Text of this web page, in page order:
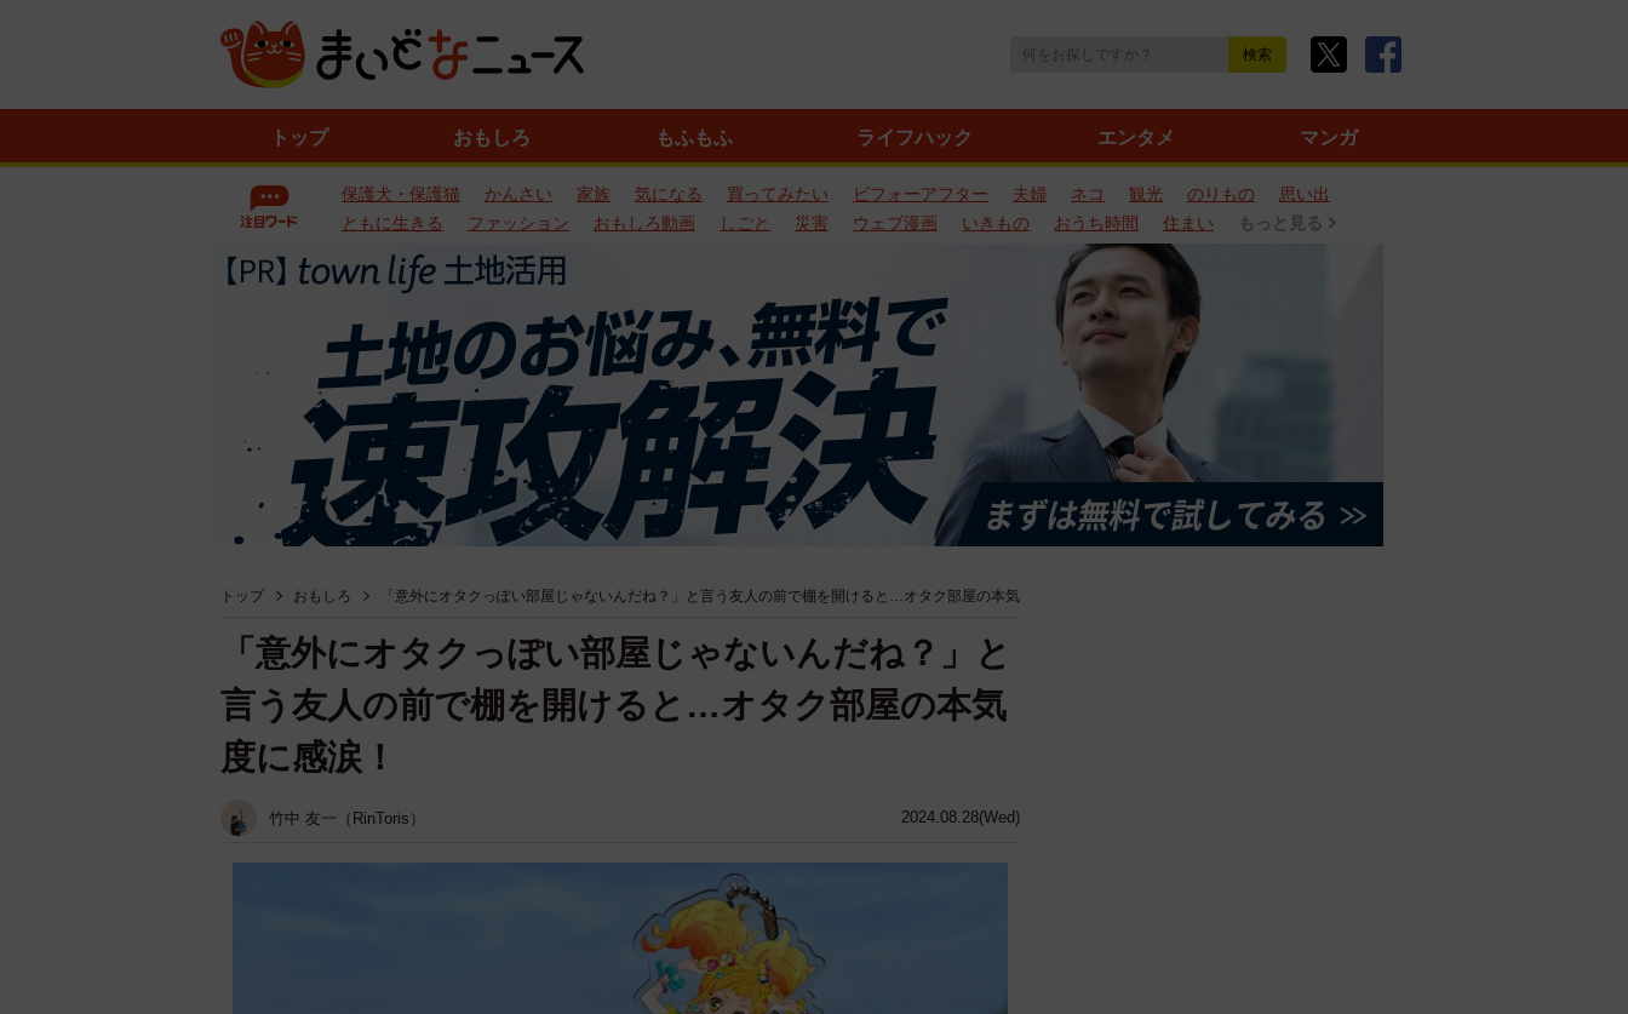
トップ おもしろ もふもふ ライフハック エンタメ マンガ
保護犬・保護猫 かんさい 家族 気になる 買ってみたい ビフォーアフター 夫婦 ネコ 観光 のりもの
思い出
ともに生きる
ファッション おもしろ動画 しごと 災害 ウェブ漫画 いきもの おうち時間 住まい もっと見る
トップ おもしろ 「意外にオタクっぽい部屋じゃないんだね？」と言う友人の前で棚を開けると…オタク部屋の本気
2024.08.28(Wed)
「意外にオタクっぽい部屋じゃないんだね？」と
言う友人の前で棚を開けると…オタク部屋の本気
度に感涙！
竹中 友一（RinToris）